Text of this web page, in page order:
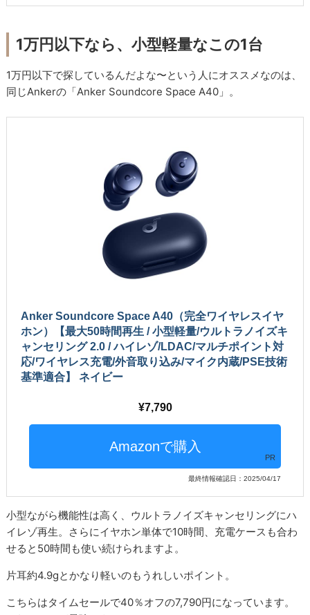
1万円以下なら、小型軽量なこの1台
1万円以下で探しているんだよな〜という人にオススメなのは、
同じAnkerの「Anker Soundcore Space A40」。
Anker Soundcore Space A40（完全ワイヤレスイヤ
ホン）【最大50時間再生 / 小型軽量/ウルトラノイズキ
ャンセリング 2.0 / ハイレゾ/LDAC/マルチポイント対
応/ワイヤレス充電/外音取り込み/マイク内蔵/PSE技術
基準適合】 ネイビー
7,790
PR
最終情報確認日：2025/04/17
小型ながら機能性は高く、ウルトラノイズキャンセリングにハ
イレゾ再生。さらにイヤホン単体で10時間、充電ケースも合わ
せると50時間も使い続けられますよ。
片耳約4.9gとかなり軽いのもうれしいポイント。
こちらはタイムセールで40％オフの7,790円になっています。